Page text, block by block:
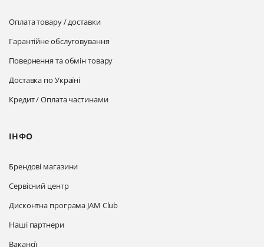
Оплата товару / доставки
Гарантійне обслуговування
Повернення та обмін товару
Доставка по Україні
Кредит / Оплата частинами
ІНФО
Брендові магазини
Сервісний центр
Дисконтна програма JAM Club
Наші партнери
Вакансії